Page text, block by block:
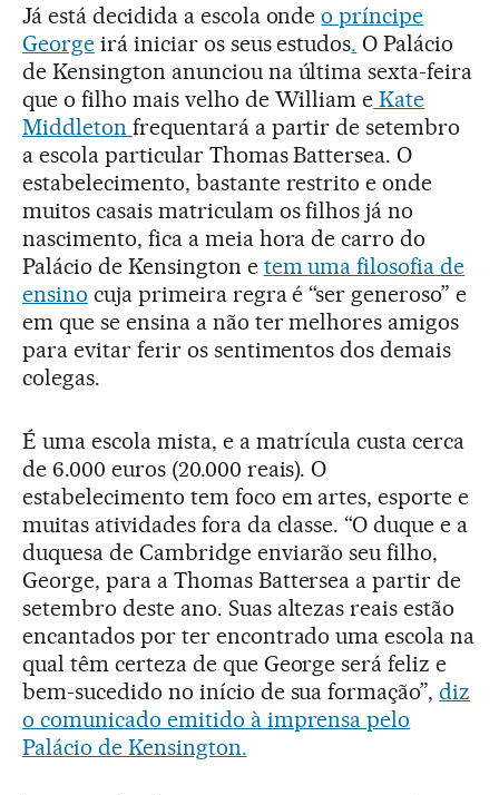
Já está decidida a escola ondeo príncipe
Georgeirá iniciar os seus estudos. O Palácio
de Kensington anunciou na última sexta-feira
que o filho mais velho de William e Kate
Middleton frequentará a partir de setembro
a escola particular Thomas Battersea. O
estabelecimento, bastante restrito e onde
muitos casais matriculam os filhos já no
nascimento, fica a meia hora de carro do
Palácio de Kensington e tem uma filosofia de
ensino cuja primeira regra é “ser generoso” e
em que se ensina a não ter melhores amigos
para evitar ferir os sentimentos dos demais
colegas.
É uma escola mista, e a matrícula custa cerca
de 6.000 euros (20.000 reais). O
estabelecimento tem foco em artes, esporte e
muitas atividades fora da classe. “O duque e a
duquesa de Cambridge enviarão seu filho,
George, para a Thomas Battersea a partir de
setembro deste ano. Suas altezas reais estão
encantados por ter encontrado uma escola na
qual têm certeza de que George será feliz e
bem-sucedido no início de sua formação”,diz
o comunicado emitido à imprensa pelo
Palácio de Kensington.